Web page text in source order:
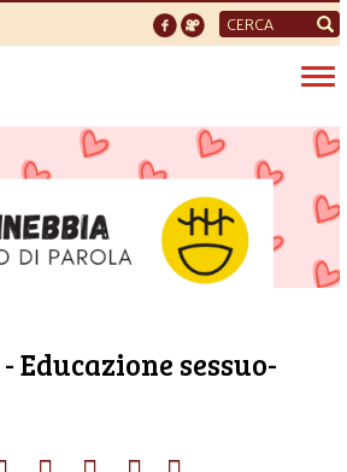
Form
di
ricerca
Educazione sessuo-